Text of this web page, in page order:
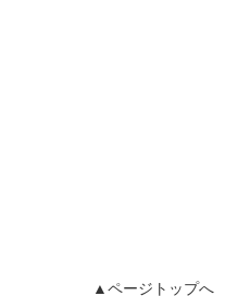
▲ページトップへ